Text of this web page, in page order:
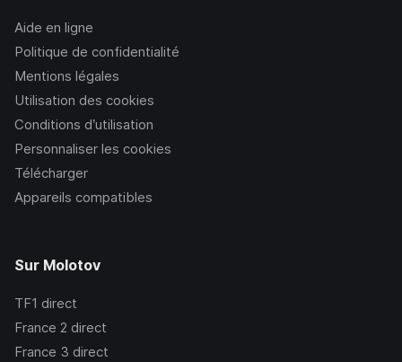
Aide en ligne
Politique de confidentialité
Mentions légales
Utilisation des cookies
Conditions d’utilisation
Personnaliser les cookies
Télécharger
Appareils compatibles
Sur Molotov
TF1 direct
France 2 direct
France 3 direct